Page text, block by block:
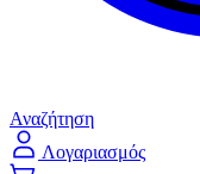
Αναζήτηση
Λογαριασμός